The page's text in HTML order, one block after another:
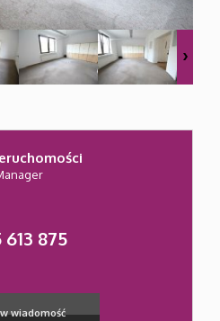
Domy
613 875
wiadomość